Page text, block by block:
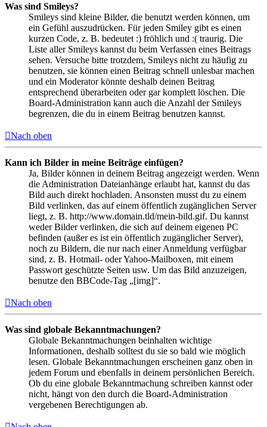
Was sind Smileys?
Smileys sind kleine Bilder, die benutzt werden können, um
ein Gefühl auszudrücken. Für jeden Smiley gibt es einen
kurzen Code, z. B. bedeutet :) fröhlich und :( traurig. Die
Liste aller Smileys kannst du beim Verfassen eines Beitrags
sehen. Versuche bitte trotzdem, Smileys nicht zu häufig zu
benutzen, sie können einen Beitrag schnell unlesbar machen
und ein Moderator könnte deshalb deinen Beitrag
entsprechend überarbeiten oder gar komplett löschen. Die
Board-Administration kann auch die Anzahl der Smileys
begrenzen, die du in einem Beitrag benutzen kannst.
Nach oben
Kann ich Bilder in meine Beiträge einfügen?
Ja, Bilder können in deinem Beitrag angezeigt werden. Wenn
die Administration Dateianhänge erlaubt hat, kannst du das
Bild auch direkt hochladen. Ansonsten musst du zu einem
Bild verlinken, das auf einem öffentlich zugänglichen Server
liegt, z. B. http://www.domain.tld/mein-bild.gif. Du kannst
weder Bilder verlinken, die sich auf deinem eigenen PC
befinden (außer es ist ein öffentlich zugänglicher Server),
noch zu Bildern, die nur nach einer Anmeldung verfügbar
sind, z. B. Hotmail- oder Yahoo-Mailboxen, mit einem
Passwort geschützte Seiten usw. Um das Bild anzuzeigen,
benutze den BBCode-Tag „[img]“.
Nach oben
Was sind globale Bekanntmachungen?
Globale Bekanntmachungen beinhalten wichtige
Informationen, deshalb solltest du sie so bald wie möglich
lesen. Globale Bekanntmachungen erscheinen ganz oben in
jedem Forum und ebenfalls in deinem persönlichen Bereich.
Ob du eine globale Bekanntmachung schreiben kannst oder
nicht, hängt von den durch die Board-Administration
vergebenen Berechtigungen ab.